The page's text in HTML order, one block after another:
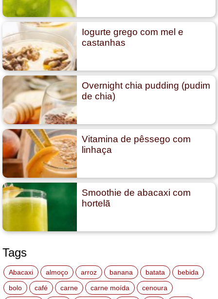
Iogurte grego com mel e
castanhas
Overnight chia pudding (pudim
de chia)
Vitamina de pêssego com
linhaça
Smoothie de abacaxi com
hortelã
Tags
Abacaxi almoço arroz banana batata
bebida
bolo
café carne carne moída
cenoura